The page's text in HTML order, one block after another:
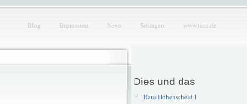
Blog Impressum News Solingen www.tetti.de
Dies und das
Haus Hohenscheid I